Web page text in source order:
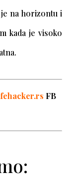
je na horizontu i
kada je visoko
FB